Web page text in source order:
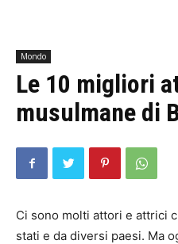
Mondo
Le 10 migliori
musulmane di
Ci sono molti attori e attrici
stati e da diversi paesi. Ma